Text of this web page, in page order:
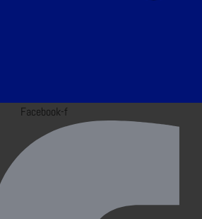
Facebook-f